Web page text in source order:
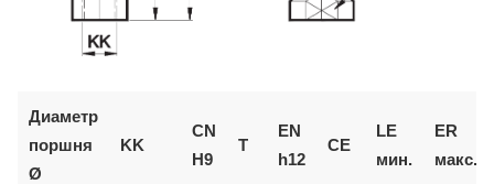
Диаметр
поршня
Ø
KK
CN
H9
T
EN
h12
CE
LE
мин.
ER
макс.